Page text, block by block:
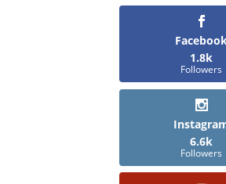
1.8k
Followers
6.6k
Followers